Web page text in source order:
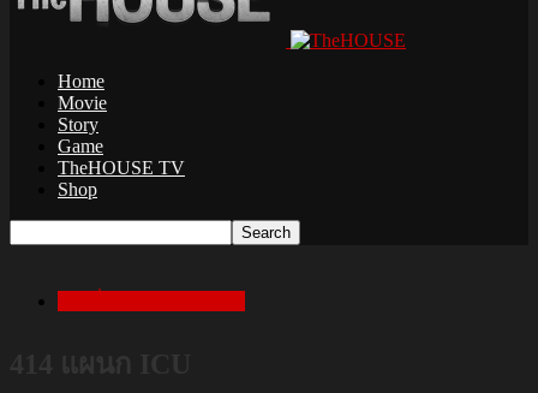
Home
Movie
Story
Game
TheHOUSE TV
Shop